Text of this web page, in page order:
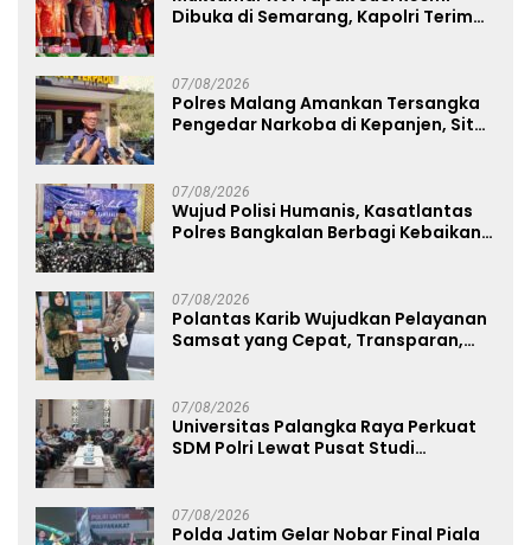
Dibuka di Semarang, Kapolri Terima
07/08/2026
Polres Malang Amankan Tersangka
Pengedar Narkoba di Kepanjen, Sita
07/08/2026
Wujud Polisi Humanis, Kasatlantas
Polres Bangkalan Berbagi Kebaikan
07/08/2026
Polantas Karib Wujudkan Pelayanan
Samsat yang Cepat, Transparan,
07/08/2026
Universitas Palangka Raya Perkuat
SDM Polri Lewat Pusat Studi
07/08/2026
Polda Jatim Gelar Nobar Final Piala